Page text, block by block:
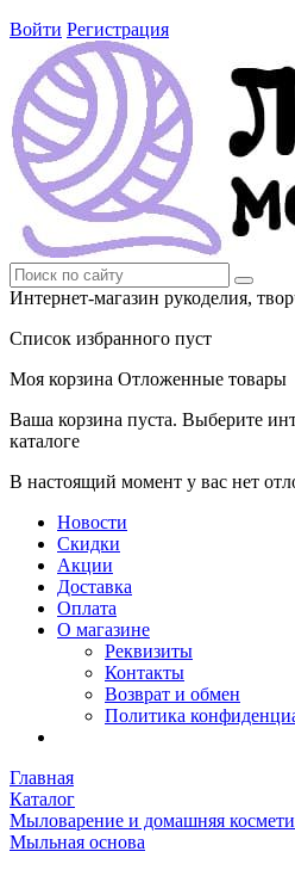
Войти Регистрация
Интернет-магазин рукоделия,
Список избранного пуст
Моя корзина Отложенные товары
Ваша корзина пуста. Выберите
каталоге
В настоящий момент у вас нет
Новости
Скидки
Акции
Доставка
Оплата
О магазине
Реквизиты
Контакты
Возврат и обмен
Политика
Главная
Каталог
Мыловарение и домашняя
Мыльная основа